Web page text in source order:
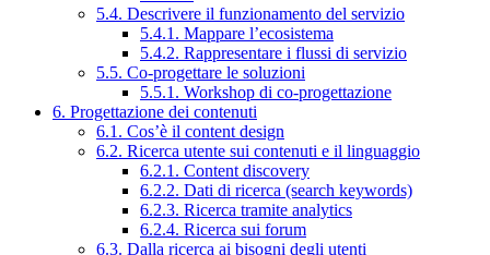
5.4. Descrivere il funzionamento del servizio
5.4.1. Mappare l’ecosistema
5.4.2. Rappresentare i flussi di servizio
5.5. Co-progettare le soluzioni
5.5.1. Workshop di co-progettazione
6. Progettazione dei contenuti
6.1. Cos’è il content design
6.2. Ricerca utente sui contenuti e il linguaggio
6.2.1. Content discovery
6.2.2. Dati di ricerca (search keywords)
6.2.3. Ricerca tramite analytics
6.2.4. Ricerca sui forum
6.3. Dalla ricerca ai bisogni degli utenti